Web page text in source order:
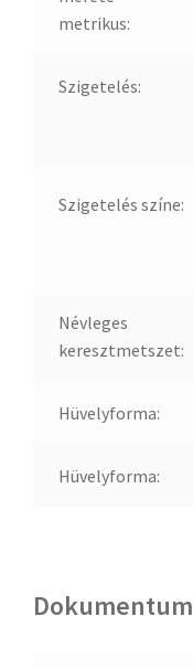
metrikus:
Szigetelés:
Szigetelés színe:
Névleges
keresztmetszet:
Hüvelyforma:
Hüvelyforma: